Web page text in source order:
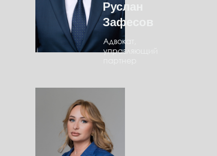
Руслан
Зафесов
Адвокат,
управляющий